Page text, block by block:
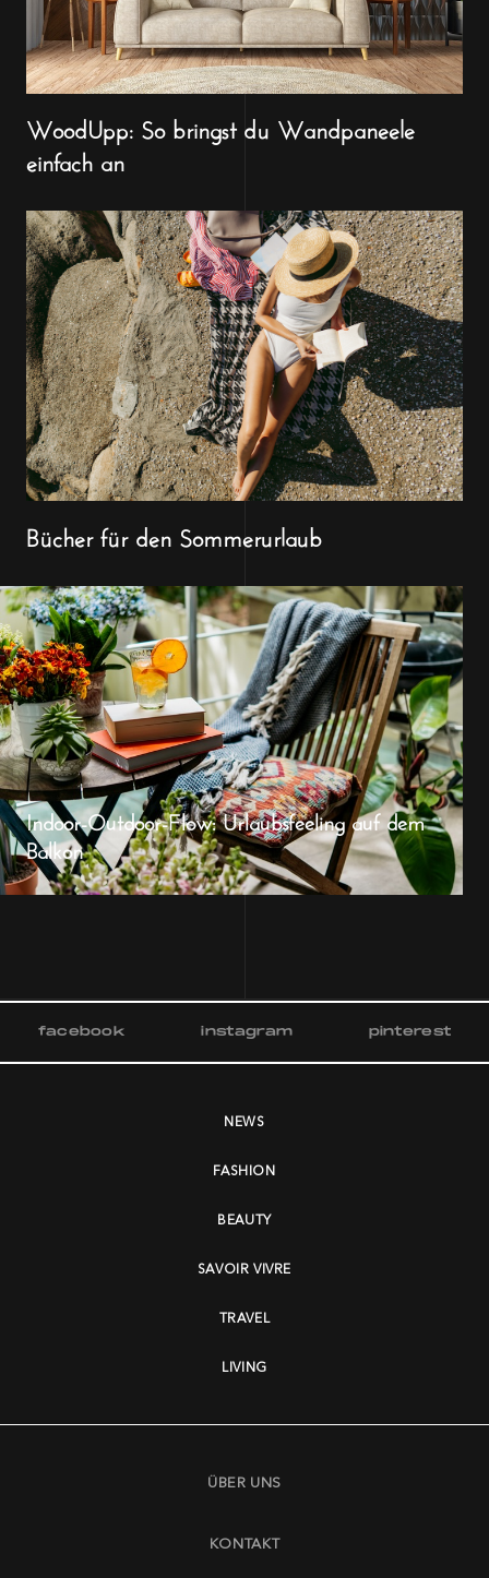
WoodUpp: So bringst du Wandpaneele
einfach an
Bücher für den Sommerurlaub
Indoor-Outdoor-Flow: Urlaubsfeeling auf dem
Balkon
facebook instagram pinterest
NEWS
FASHION
BEAUTY
SAVOIR VIVRE
TRAVEL
LIVING
ÜBER UNS
KONTAKT